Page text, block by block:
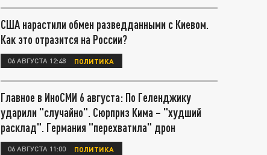
США нарастили обмен разведданными с Киевом.
Как это отразится на России?
06 АВГУСТА 12:48 ПОЛИТИКА
Главное в ИноСМИ 6 августа: По Геленджику
ударили "случайно". Сюрприз Кима – "худший
расклад". Германия "перехватила" дрон
06 АВГУСТА 11:00 ПОЛИТИКА